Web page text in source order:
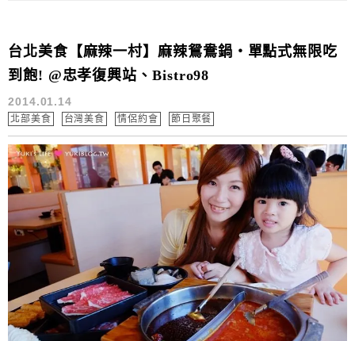
台北美食【麻辣一村】麻辣鴛鴦鍋‧單點式無限吃
到飽! @忠孝復興站、Bistro98
2014.01.14
北部美食 台灣美食 情侶約會 節日聚餐